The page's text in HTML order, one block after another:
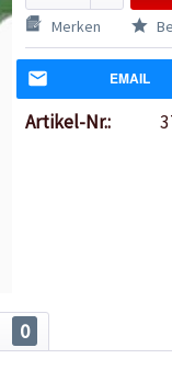
Merken
EMAIL
Artikel-Nr.:
0